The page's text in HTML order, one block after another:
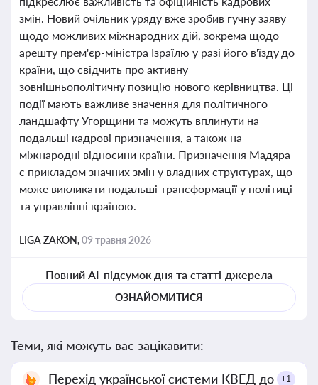
змін. Новий очільник уряду вже зробив гучну заяву
щодо можливих міжнародних дій, зокрема щодо
арешту прем'єр-міністра Ізраїлю у разі його в'їзду до
країни, що свідчить про активну
зовнішньополітичну позицію нового керівництва. Ці
події мають важливе значення для політичного
ландшафту Угорщини та можуть вплинути на
подальші кадрові призначення, а також на
міжнародні відносини країни. Призначення Мадяра
є прикладом значних змін у владних структурах, що
може викликати подальші трансформації у політиці
та управлінні країною.
LIGA ZAKON,09 травня 2026
Повний AI-підсумок дня та статті-джерела
ОЗНАЙОМИТИСЯ
Теми, які можуть вас зацікавити:
Перехід української системи КВЕД до +1